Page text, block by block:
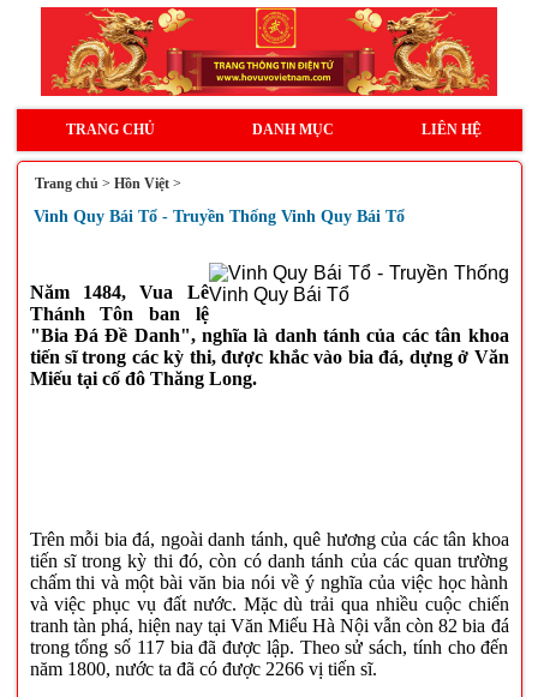
TRANG CHỦ DANH MỤC LIÊN HỆ
Trang chủ > Hồn Việt>
Vinh Quy Bái Tổ - Truyền Thống Vinh Quy Bái Tổ
Năm 1484, Vua Lê
Thánh Tôn ban lệ
"Bia Đá Đề Danh", nghĩa là danh tánh của các tân khoa
tiến sĩ trong các kỳ thi, được khắc vào bia đá, dựng ở Văn
Miếu tại cố đô Thăng Long.
Trên mỗi bia đá, ngoài danh tánh, quê hương của các tân khoa
tiến sĩ trong kỳ thi đó, còn có danh tánh của các quan trường
chấm thi và một bài văn bia nói về ý nghĩa của việc học hành
và việc phục vụ đất nước. Mặc dù trải qua nhiều cuộc chiến
tranh tàn phá, hiện nay tại Văn Miếu Hà Nội vẫn còn 82 bia đá
trong tổng số 117 bia đã được lập. Theo sử sách, tính cho đến
năm 1800, nước ta đã có được 2266 vị tiến sĩ.